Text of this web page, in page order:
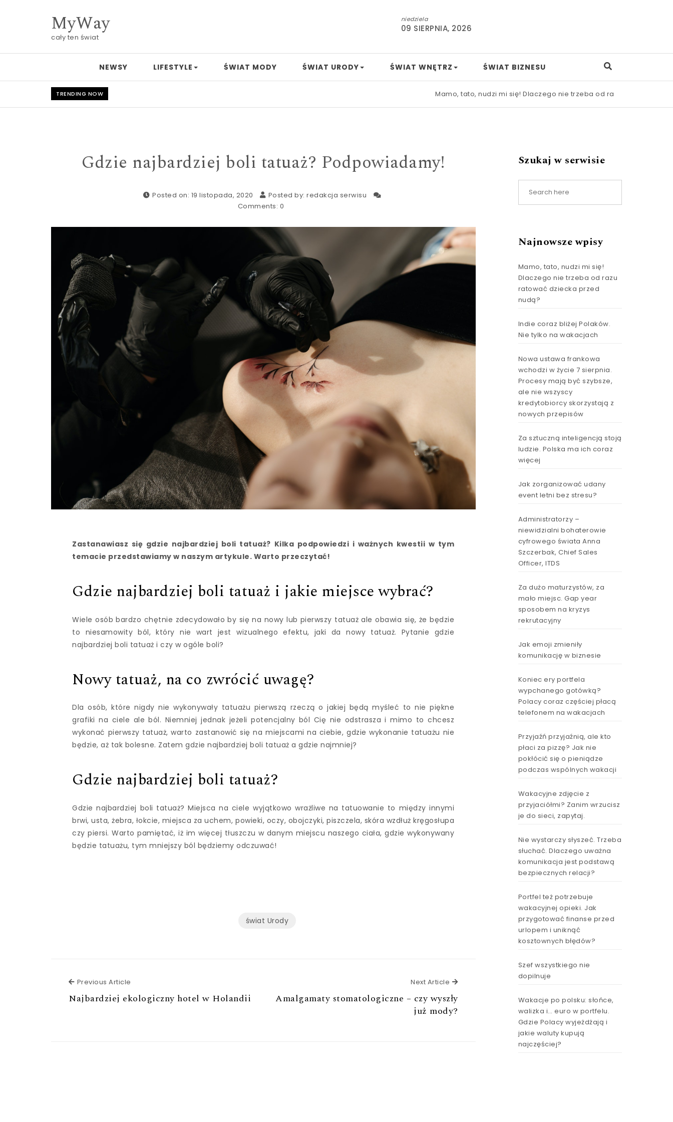
MyWay
cały ten świat
niedziela
09 SIERPNIA, 2026
NEWSY LIFESTYLE ŚWIAT MODY ŚWIAT URODY ŚWIAT WNĘTRZ ŚWIAT BIZNESU
TRENDING NOW Mamo, tato, nudzi mi się! Dlaczego nie trzeba od razu ratować dziecka
Gdzie najbardziej boli tatuaż? Podpowiadamy!
Posted on: 19 listopada, 2020 Posted by: redakcja serwisu
Comments: 0
Zastanawiasz się gdzie najbardziej boli tatuaż? Kilka podpowiedzi i ważnych kwestii w tym
temacie przedstawiamy w naszym artykule. Warto przeczytać!
Gdzie najbardziej boli tatuaż i jakie miejsce wybrać?
Wiele osób bardzo chętnie zdecydowało by się na nowy lub pierwszy tatuaż ale obawia się, że będzie
to niesamowity ból, który nie wart jest wizualnego efektu, jaki da nowy tatuaż. Pytanie gdzie
najbardziej boli tatuaż i czy w ogóle boli?
Nowy tatuaż, na co zwrócić uwagę?
Dla osób, które nigdy nie wykonywały tatuażu pierwszą rzeczą o jakiej będą myśleć to nie piękne
grafiki na ciele ale ból. Niemniej jednak jeżeli potencjalny ból Cię nie odstrasza i mimo to chcesz
wykonać pierwszy tatuaż, warto zastanowić się na miejscami na ciebie, gdzie wykonanie tatuażu nie
będzie, aż tak bolesne. Zatem gdzie najbardziej boli tatuaż a gdzie najmniej?
Gdzie najbardziej boli tatuaż?
Gdzie najbardziej boli tatuaż? Miejsca na ciele wyjątkowo wrażliwe na tatuowanie to między innymi
brwi, usta, żebra, łokcie, miejsca za uchem, powieki, oczy, obojczyki, piszczela, skóra wzdłuż kręgosłupa
czy piersi. Warto pamiętać, iż im więcej tłuszczu w danym miejscu naszego ciała, gdzie wykonywany
będzie tatuażu, tym mniejszy ból będziemy odczuwać!
świat Urody
Previous Article
Najbardziej ekologiczny hotel w Holandii
Next Article Next Article
Amalgamaty stomatologiczne – czy wyszły
już mody?
Szukaj w serwisie
Najnowsze wpisy
Mamo, tato, nudzi mi się!
Dlaczego nie trzeba od razu
ratować dziecka przed
nudą?
Indie coraz bliżej Polaków.
Nie tylko na wakacjach
Nowa ustawa frankowa
wchodzi w życie 7 sierpnia.
Procesy mają być szybsze,
ale nie wszyscy
kredytobiorcy skorzystają z
nowych przepisów
Za sztuczną inteligencją stoją
ludzie. Polska ma ich coraz
więcej
Jak zorganizować udany
event letni bez stresu?
Administratorzy –
niewidzialni bohaterowie
cyfrowego świata Anna
Szczerbak, Chief Sales
Officer, ITDS
Za dużo maturzystów, za
mało miejsc. Gap year
sposobem na kryzys
rekrutacyjny
Jak emoji zmieniły
komunikację w biznesie
Koniec ery portfela
wypchanego gotówką?
Polacy coraz częściej płacą
telefonem na wakacjach
Przyjaźń przyjaźnią, ale kto
płaci za pizzę? Jak nie
pokłócić się o pieniądze
podczas wspólnych wakacji
Wakacyjne zdjęcie z
przyjaciółmi? Zanim wrzucisz
je do sieci, zapytaj.
Nie wystarczy słyszeć. Trzeba
słuchać. Dlaczego uważna
komunikacja jest podstawą
bezpiecznych relacji?
Portfel też potrzebuje
wakacyjnej opieki. Jak
przygotować finanse przed
urlopem i uniknąć
kosztownych błędów?
Szef wszystkiego nie
dopilnuje
Wakacje po polsku: słońce,
walizka i… euro w portfelu.
Gdzie Polacy wyjeżdżają i
jakie waluty kupują
najczęściej?